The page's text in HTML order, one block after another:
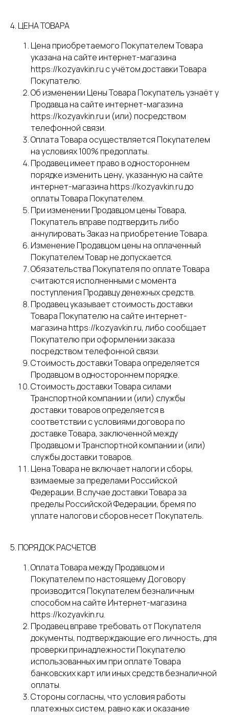
4. ЦЕНА ТОВАРА
Цена приобретаемого Покупателем Товара
указана на сайте интернет-магазина
https://kozyavkin.ru с учётом доставки Товара
Покупателю.
Об изменении Цены Товара Покупатель узнаёт у
Продавца на сайте интернет-магазина
https://kozyavkin.ru и (или) посредством
телефонной связи.
Оплата Товара осуществляется Покупателем
на условиях 100% предоплаты.
Продавец имеет право в одностороннем
порядке изменить цену, указанную на сайте
интернет-магазина https://kozyavkin.ru до
оплаты Товара Покупателем.
При изменении Продавцом цены Товара,
Покупатель вправе подтвердить либо
аннулировать Заказ на приобретение Товара.
Изменение Продавцом цены на оплаченный
Покупателем Товар не допускается.
Обязательства Покупателя по оплате Товара
считаются исполненными с момента
поступления Продавцу денежных средств.
Продавец указывает стоимость доставки
Товара Покупателю на сайте интернет-
магазина https://kozyavkin.ru, либо сообщает
Покупателю при оформлении заказа
посредством телефонной связи.
Стоимость доставки Товара определяется
Продавцом в одностороннем порядке.
Стоимость доставки Товара силами
Транспортной компании и (или) службы
доставки товаров определяется в
соответствии с условиями договора по
доставке Товара, заключенной между
Продавцом и Транспортной компании и (или)
службы доставки товаров.
Цена Товара не включает налоги и сборы,
взимаемые за пределами Российской
Федерации. В случае доставки Товара за
пределы Российской Федерации, бремя по
уплате налогов и сборов несет Покупатель.
5. ПОРЯДОК РАСЧЕТОВ
Оплата Товара между Продавцом и
Покупателем по настоящему Договору
производится Покупателем безналичным
способом на сайте Интернет-магазина
https://kozyavkin.ru.
Продавец вправе требовать от Покупателя
документы, подтверждающие его личность, для
проверки принадлежности Покупателю
использованных им при оплате Товара
банковских карт или иных средств безналичной
оплаты.
Стороны согласны, что условия работы
платежных систем, равно как и оказание